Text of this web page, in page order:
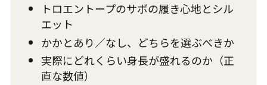
トロエントープのサボの履き心地とシル
エット
かかとあり／なし、どちらを選ぶべきか
実際にどれくらい身長が盛れるのか（正
直な数値）